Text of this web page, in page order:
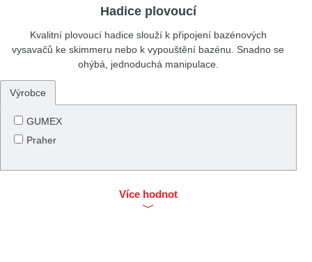
Hadice plovoucí
Kvalitní plovoucí hadice slouží k připojení bazénových
vysavačů ke skimmeru nebo k vypouštění bazénu. Snadno se
ohýbá, jednoduchá manipulace.
Výrobce
GUMEX
Praher
Více hodnot